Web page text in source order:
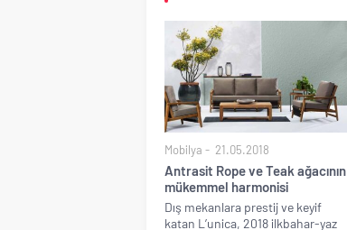
Mobilya 21.05.2018
Antrasit Rope ve Teak ağacının
mükemmel harmonisi
Dış mekanlara prestij ve keyif
katan L’unica, 2018 ilkbahar-yaz